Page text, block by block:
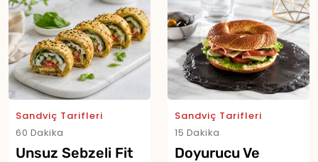
Sandviç Tarifleri
60 Dakika
Unsuz Sebzeli Fit
Sandviç Tarifleri
15 Dakika
Doyurucu Ve